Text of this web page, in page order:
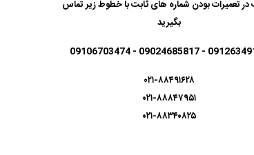
در تعمیرات بودن شماره های ثابت با خطوط زیر تماس
بگیرید
09126349136 - 09024685817 -
۰۲۱-۸۸۴۹۱۶۲۸
۰۲۱-۸۸۸۴۷۹۵۱
۰۲۱-۸۸۳۴۰۸۲۵